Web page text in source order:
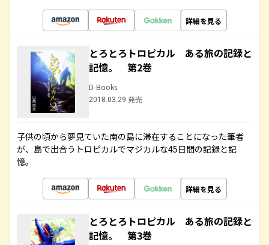
詳細を見る
とろとろトロピカル ある旅の記録と
記憶。 第2巻
D-Books
2018.03.29 発売
子供の頃から夢見ていた南の島に滞在することになった筆者
が、島で出合うトロピカルでマジカルな45日間の記録と記
憶。
詳細を見る
とろとろトロピカル ある旅の記録と
記憶。 第3巻